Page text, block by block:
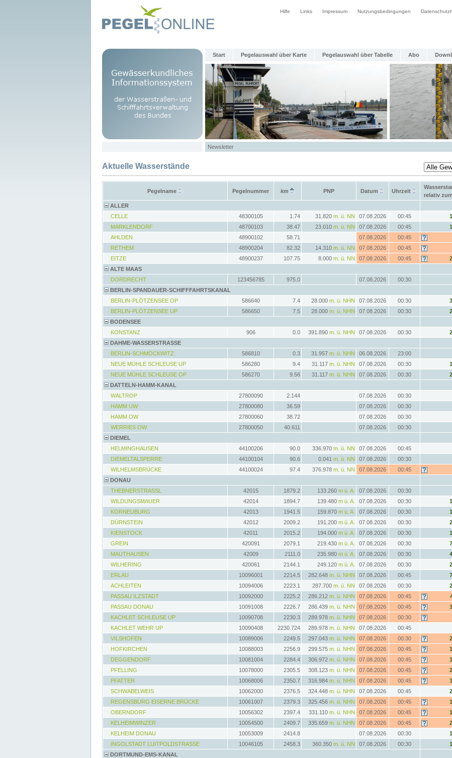
Hilfe Links Impressum Nutzungsbedingungen
Start Pegelauswahl über Karte Pegelauswahl über Tabelle Abo
Newsletter
Aktuelle Wasserstände
Pegelname Pegelnummer km PNP Datum Uhrzeit
relativ
ALLER
CELLE
48300105 1.74 31.820 m. ü. NN 07.08.2026 00:45
MARKLENDORF
48700103 38.47 23.010 m. ü. NN 07.08.2026 00:45
AHLDEN
48900102 58.71 07.08.2026 00:45
RETHEM
48900204 82.32 14.310 m. ü. NN 07.08.2026 00:45
EITZE
48900237 107.75 8.000 m. ü. NN 07.08.2026 00:45
ALTE MAAS
DORDRECHT
123456785 975.0 07.08.2026 00:30
BERLIN-SPANDAUER-SCHIFFFAHRTSKANAL
BERLIN-PLÖTZENSEE OP
586640 7.4 28.000 m. ü. NHN 07.08.2026 00:30
BERLIN-PLÖTZENSEE UP
586650 7.5 28.000 m. ü. NHN 07.08.2026 00:30
BODENSEE
KONSTANZ
906 0.0 391.890 m. ü. NHN 07.08.2026 00:30
DAHME-WASSERSTRASSE
BERLIN-SCHMÖCKWITZ
586810 0.3 31.957 m. ü. NHN 06.08.2026 23:00
NEUE MÜHLE SCHLEUSE UP
586280 9.4 31.117 m. ü. NHN 07.08.2026 00:30
NEUE MÜHLE SCHLEUSE OP
586270 9.56 31.117 m. ü. NHN 07.08.2026 00:30
DATTELN-HAMM-KANAL
WALTROP
27800090 2.144 07.08.2026 00:30
HAMM UW
27800080 36.59 07.08.2026 00:30
HAMM OW
27800060 38.72 07.08.2026 00:30
WERRIES OW
27800050 40.611 07.08.2026 00:30
DIEMEL
HELMINGHAUSEN
44100206 90.0 336.970 m. ü. NN 07.08.2026 00:45
DIEMELTALSPERRE
44100104 90.6 0.041 m. ü. NN 07.08.2026 00:30
WILHELMSBRÜCKE
44100024 97.4 376.978 m. ü. NN 07.08.2026 00:45
DONAU
THEBNERSTRASSL
42015 1879.2 133.260 m ü. A. 07.08.2026 00:30
WILDUNGSMAUER
42014 1894.7 139.480 m ü. A. 07.08.2026 00:30
KORNEUBURG
42013 1941.5 159.870 m ü. A. 07.08.2026 00:30
DÜRNSTEIN
42012 2009.2 191.200 m ü. A. 07.08.2026 00:30
KIENSTOCK
42011 2015.2 194.000 m ü. A. 07.08.2026 00:30
GREIN
420091 2079.1 219.430 m ü. A. 07.08.2026 00:30
MAUTHAUSEN
42009 2111.0 235.980 m ü. A. 07.08.2026 00:30
WILHERING
420061 2144.1 249.120 m ü. A. 07.08.2026 00:30
ERLAU
10096001 2214.5 282.648 m. ü. NHN 07.08.2026 00:45
ACHLEITEN
10094006 2223.1 287.700 m. ü. NN 07.08.2026 00:30
PASSAU ILZSTADT
10092000 2225.2 286.212 m. ü. NHN 07.08.2026 00:45
PASSAU DONAU
10091008 2226.7 286.439 m. ü. NHN 07.08.2026 00:45
KACHLET SCHLEUSE UP
10090708 2230.3 289.978 m. ü. NHN 07.08.2026 00:30
KACHLET WEHR UP
10090408 2230.724 289.978 m. ü. NHN 07.08.2026 00:45
VILSHOFEN
10089006 2249.5 297.043 m. ü. NHN 07.08.2026 00:30
HOFKIRCHEN
10088003 2256.9 299.575 m. ü. NHN 07.08.2026 00:45
DEGGENDORF
10081004 2284.4 306.972 m. ü. NHN 07.08.2026 00:45
PFELLING
10078000 2305.5 308.123 m. ü. NHN 07.08.2026 00:45
PFATTER
10068006 2350.7 316.984 m. ü. NHN 07.08.2026 00:45
SCHWABELWEIS
10062000 2376.5 324.448 m. ü. NHN 07.08.2026 00:45
REGENSBURG EISERNE BRÜCKE
10061007 2379.3 325.456 m. ü. NHN 07.08.2026 00:45
OBERNDORF
10056302 2397.4 331.110 m. ü. NHN 07.08.2026 00:45
KELHEIMWINZER
10054500 2409.7 335.659 m. ü. NHN 07.08.2026 00:45
KELHEIM DONAU
10053009 2414.8 07.08.2026 00:30
INGOLSTADT LUITPOLDSTRASSE
10046105 2458.3 360.350 m. ü. NN 07.08.2026 00:30
DORTMUND-EMS-KANAL